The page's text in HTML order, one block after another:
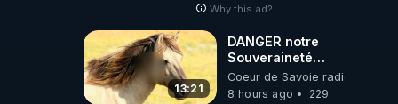
Why this ad?
13:21
DANGER notre
Souveraineté
Alimentaire est
attaqué...
Coeur de Savoie radioweb TV
8 hours ago
229